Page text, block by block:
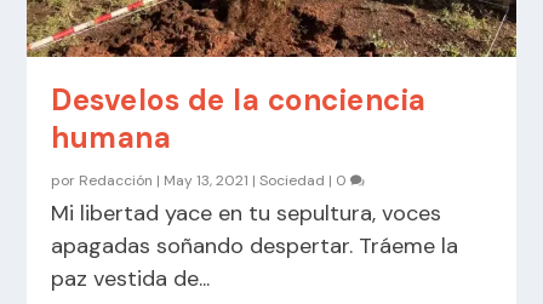
Desvelos de la conciencia
humana
por Redacción | May 13, 2021 |Sociedad | 0
Mi libertad yace en tu sepultura, voces
apagadas soñando despertar. Tráeme la
paz vestida de...